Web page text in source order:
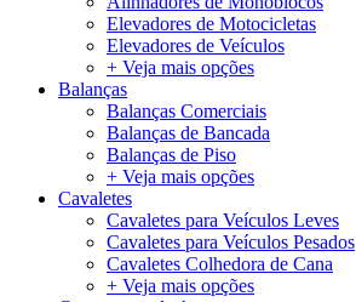
Elevadores de Motocicletas
Elevadores de Veículos
+ Veja mais opções
Balanças
Balanças Comerciais
Balanças de Bancada
Balanças de Piso
+ Veja mais opções
Cavaletes
Cavaletes para Veículos Leves
Cavaletes para Veículos Pesados
Cavaletes Colhedora de Cana
+ Veja mais opções